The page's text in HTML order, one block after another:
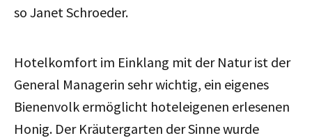
so Janet Schroeder.
Hotelkomfort im Einklang mit der Natur ist der
General Managerin sehr wichtig, ein eigenes
Bienenvolk ermöglicht hoteleigenen erlesenen
Honig. Der Kräutergarten der Sinne wurde